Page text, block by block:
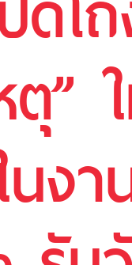
ตุ”
ง